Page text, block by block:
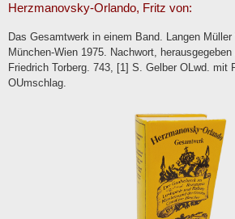
Contact
Terms
Herzmanovsky-Orlando, Fritz von:
Das Gesamtwerk in einem Band. Langen Müller
München-Wien 1975. Nachwort,
Friedrich Torberg. 743, [1] S. Gelber OLwd. mit
OUmschlag.